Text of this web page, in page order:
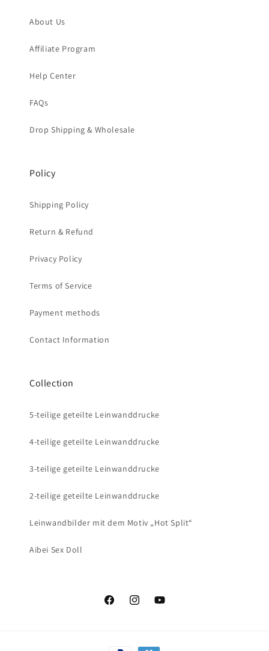
About Us
Affiliate Program
Help Center
FAQs
Drop Shipping & Wholesale
Policy
Shipping Policy
Return & Refund
Privacy Policy
Terms of Service
Payment methods
Contact Information
Collection
5-teilige geteilte Leinwanddrucke
4-teilige geteilte Leinwanddrucke
3-teilige geteilte Leinwanddrucke
2-teilige geteilte Leinwanddrucke
Leinwandbilder mit dem Motiv „Hot Split“
Aibei Sex Doll
FacebookInstagramYouTube
Zahlungsmethoden